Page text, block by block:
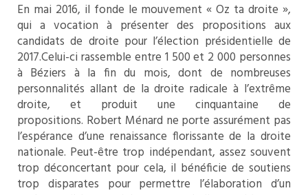
En mai 2016, il fonde le mouvement « Oz ta droite »,
qui a vocation à présenter des propositions aux
candidats de droite pour l’élection présidentielle de
2017.Celui-ci rassemble entre 1 500 et 2 000 personnes
à Béziers à la fin du mois, dont de nombreuses
personnalités allant de la droite radicale à l’extrême
droite, et produit une cinquantaine de
propositions. Robert Ménard ne porte assurément pas
l’espérance d’une renaissance florissante de la droite
nationale. Peut-être trop indépendant, assez souvent
trop déconcertant pour cela, il bénéficie de soutiens
trop disparates pour permettre l’élaboration d’un